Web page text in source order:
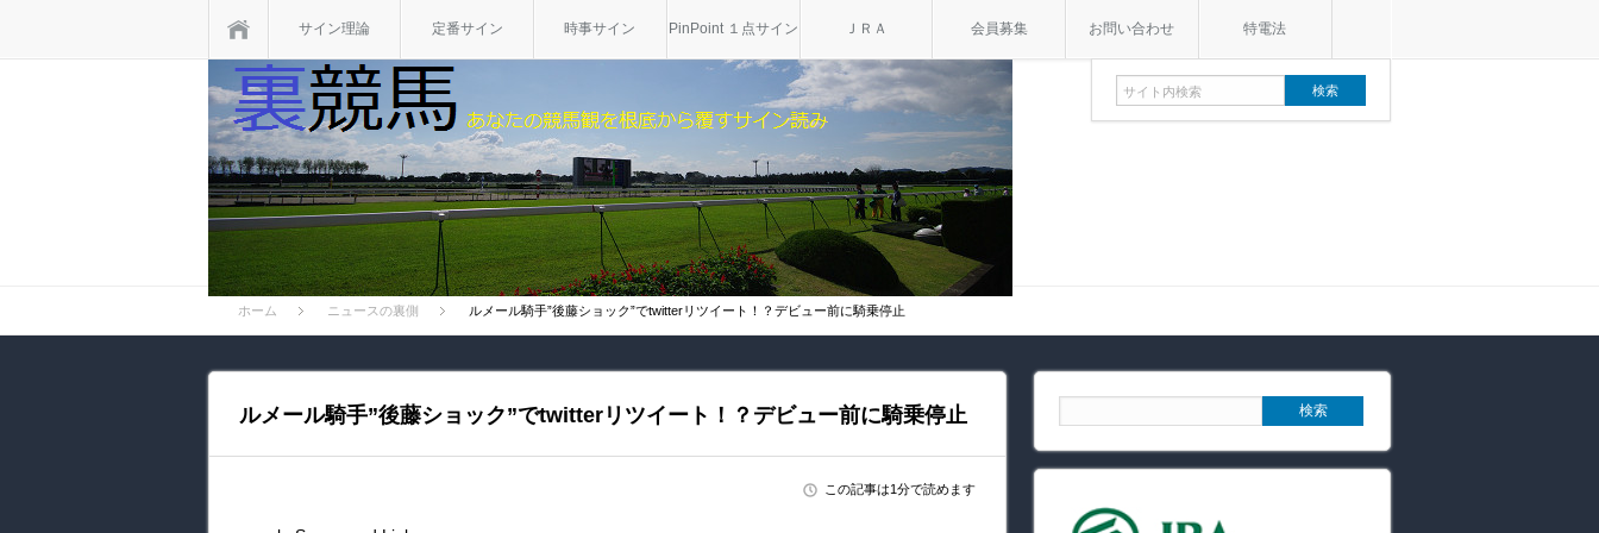
サイン理論 定番サイン 時事サイン PinPoint １点サイン ＪＲＡ 会員募集 お問い合わせ 特電法
ホーム ニュースの裏側 ルメール騎手”後藤ショック”でtwitterリツイート！？デビュー前に騎乗停止
ルメール騎手”後藤ショック”でtwitterリツイート！？デビュー前に騎乗停止
この記事は1分で読めます